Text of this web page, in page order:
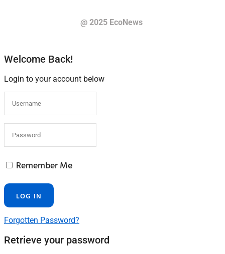
@ 2025 EcoNews
Welcome Back!
Login to your account below
Remember Me
Forgotten Password?
Retrieve your password